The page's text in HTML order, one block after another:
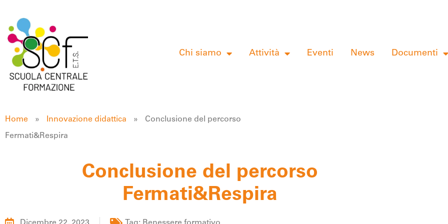
Chi siamo Attività Eventi News Documenti
Home » Innovazione didattica » Conclusione del percorso
Fermati&Respira
Conclusione del percorso
Fermati&Respira